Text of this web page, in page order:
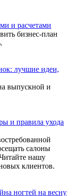
и расчетами
бизнес-план
лучшие идеи,
выпускной и
и правила ухода
салоны
нашу
клиентов.
ногтей на весну